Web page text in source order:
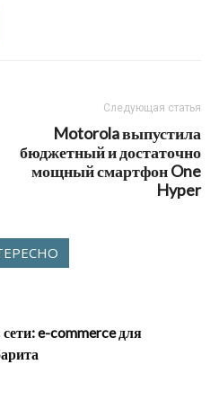
Следующая статья
Motorola выпустила
бюджетный и достаточно
мощный смартфон One
Hyper
e-commerce для